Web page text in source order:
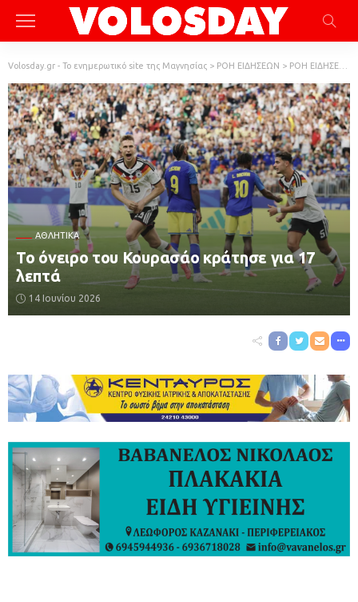
Volosday.gr - Το ενημερωτικό site της Μαγνησίας > ΡΟΗ ΕΙΔΗΣΕΩΝ > ΡΟΗ ΕΙΔΗΣΕΩΝ
ΑΘΛΗΤΙΚΆ
Το όνειρο του Κουρασάο κράτησε για 17
λεπτά
14 Ιουνίου 2026